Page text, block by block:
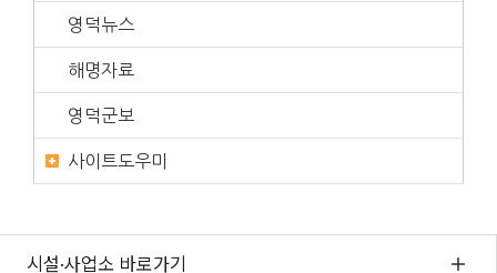
영덕뉴스
해명자료
영덕군보
사이트도우미
시설·사업소 바로가기